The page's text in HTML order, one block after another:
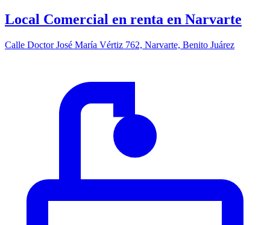
Local Comercial en renta en Narvarte
Calle Doctor José María Vértiz 762, Narvarte, Benito Juárez